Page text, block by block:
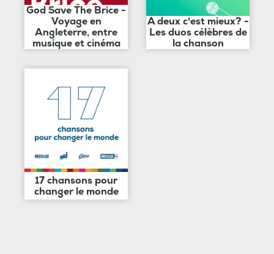
God Save The Brice -
Voyage en
Angleterre, entre
musique et cinéma
A deux c'est mieux? -
Les duos célèbres de
la chanson
17 chansons pour
changer le monde